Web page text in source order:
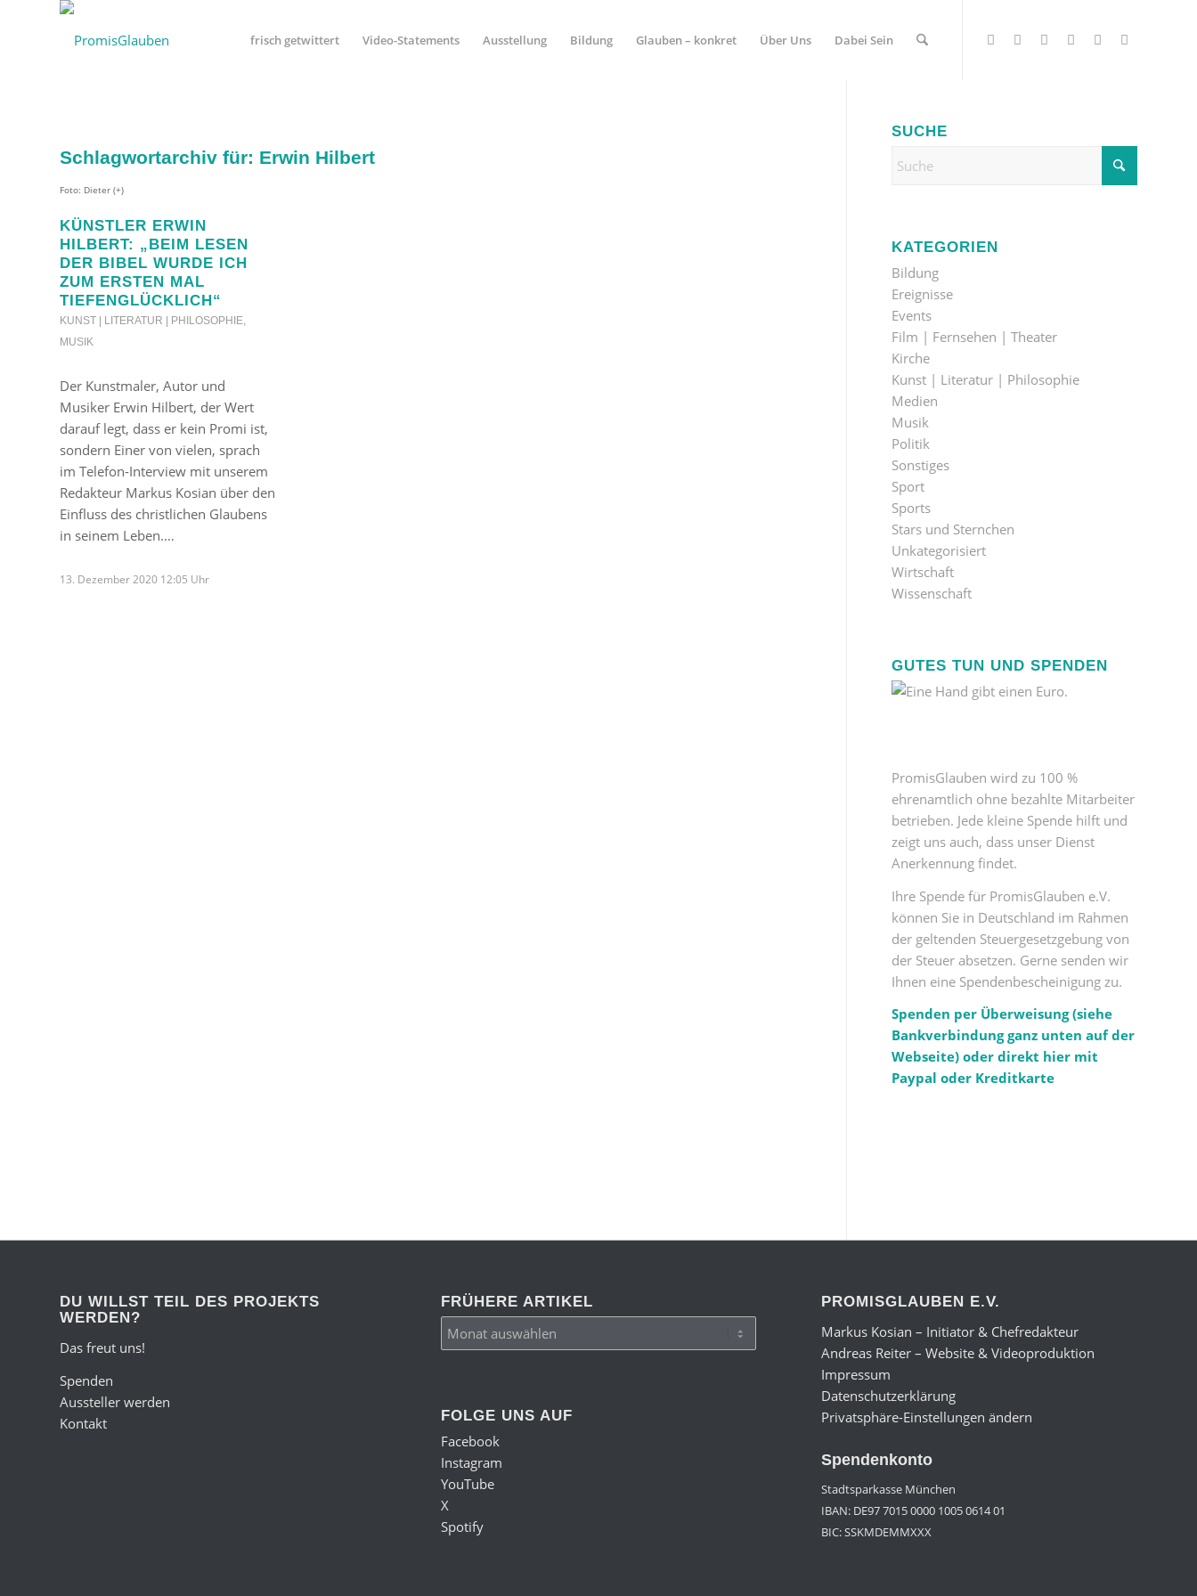
frisch getwittert Video-Statements Ausstellung Bildung Glauben – konkret Über Uns Dabei Sein
Schlagwortarchiv für: Erwin Hilbert
Foto: Dieter (+)
KÜNSTLER ERWIN
HILBERT: „BEIM LESEN
DER BIBEL WURDE ICH
ZUM ERSTEN MAL
TIEFENGLÜCKLICH“
KUNST | LITERATUR | PHILOSOPHIE,
MUSIK
Der Kunstmaler, Autor und
Musiker Erwin Hilbert, der Wert
darauf legt, dass er kein Promi ist,
sondern Einer von vielen, sprach
im Telefon-Interview mit unserem
Redakteur Markus Kosian über den
Einfluss des christlichen Glaubens
in seinem Leben.…
13. Dezember 2020 12:05 Uhr
SUCHE
KATEGORIEN
Bildung
Ereignisse
Events
Film | Fernsehen | Theater
Kirche
Kunst | Literatur | Philosophie
Medien
Musik
Politik
Sonstiges
Sport
Sports
Stars und Sternchen
Unkategorisiert
Wirtschaft
Wissenschaft
GUTES TUN UND SPENDEN
PromisGlauben wird zu 100 %
ehrenamtlich ohne bezahlte Mitarbeiter
betrieben. Jede kleine Spende hilft und
zeigt uns auch, dass unser Dienst
Anerkennung findet.
Ihre Spende für PromisGlauben e.V.
können Sie in Deutschland im Rahmen
der geltenden Steuergesetzgebung von
der Steuer absetzen. Gerne senden wir
Ihnen eine Spendenbescheinigung zu.
Spenden per Überweisung (siehe
Bankverbindung ganz unten auf der
Webseite) oder direkt hier mit
Paypal oder Kreditkarte
DU WILLST TEIL DES PROJEKTS
WERDEN?
Das freut uns!
Spenden
Aussteller werden
Kontakt
FRÜHERE ARTIKEL
FOLGE UNS AUF
Facebook
Instagram
YouTube
X
Spotify
PROMISGLAUBEN E.V.
Markus Kosian – Initiator & Chefredakteur
Andreas Reiter – Website & Videoproduktion
Impressum
Datenschutzerklärung
Privatsphäre-Einstellungen ändern
Spendenkonto
Stadtsparkasse München
IBAN: DE97 7015 0000 1005 0614 01
BIC: SSKMDEMMXXX